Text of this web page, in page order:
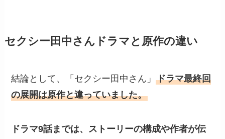
セクシー田中さんドラマと原作の違い
結論として、「セクシー田中さん」ドラマ最終回
の展開は原作と違っていました。
ドラマ9話までは、ストーリーの構成や作者が伝